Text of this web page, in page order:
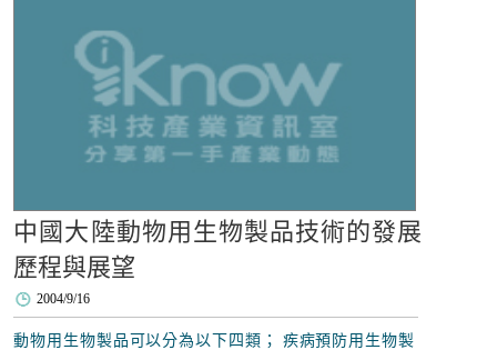
中國大陸動物用生物製品技術的發展
歷程與展望
2004/9/16
動物用生物製品可以分為以下四類； 疾病預防用生物製